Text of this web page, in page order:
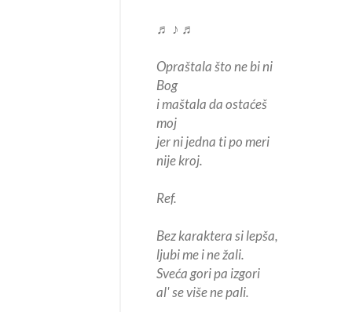
♬ ♪ ♬
Opraštala što ne bi ni
Bog
i maštala da ostaćeš
moj
jer ni jedna ti po meri
nije kroj.
Ref.
Bez karaktera si lepša,
ljubi me i ne žali.
Sveća gori pa izgori
al' se više ne pali.